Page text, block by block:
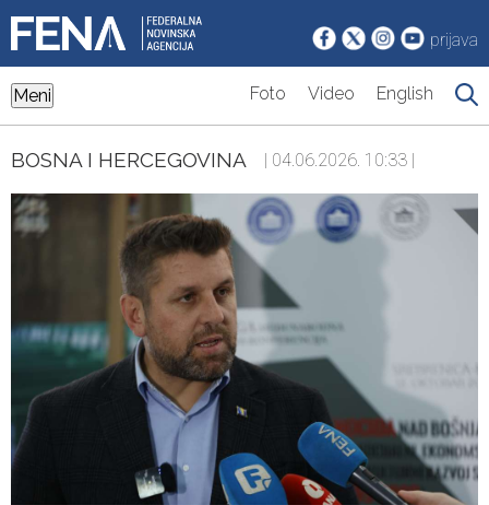
prijava
Meni Foto Video English
BOSNA I HERCEGOVINA | 04.06.2026. 10:33 |